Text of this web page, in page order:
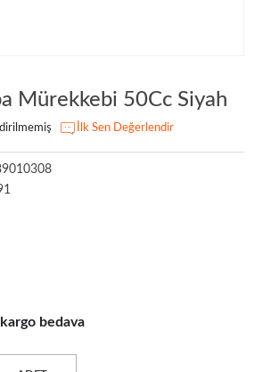
Mürekkebi 50Cc Siyah
İlk Sen Değerlendir
bedava